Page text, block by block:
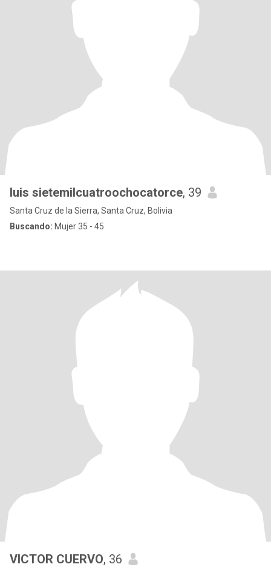
luis sietemilcuatroochocatorce, 39
Santa Cruz de la Sierra, Santa Cruz, Bolivia
Buscando: Mujer 35 - 45
VICTOR CUERVO, 36